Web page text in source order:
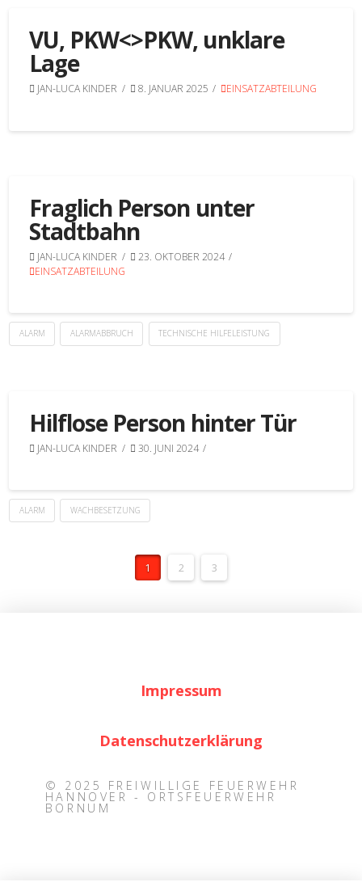
VU, PKW<>PKW, unklare
Lage
JAN-LUCA KINDER 8. JANUAR 2025 EINSATZABTEILUNG
Fraglich Person unter
Stadtbahn
JAN-LUCA KINDER
23. OKTOBER 2024
EINSATZABTEILUNG
ALARM ALARMABBRUCH TECHNISCHE HILFELEISTUNG
Hilflose Person hinter Tür
JAN-LUCA KINDER 30. JUNI 2024
ALARM WACHBESETZUNG
1 2 3
Impressum
Datenschutzerklärung
© 2025 FREIWILLIGE FEUERWEHR
HANNOVER - ORTSFEUERWEHR
BORNUM